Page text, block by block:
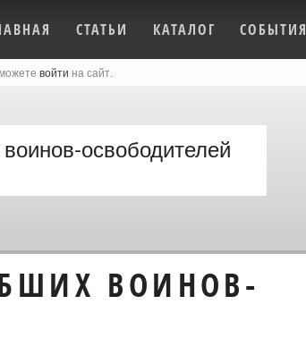
СТАТЬИ КАТАЛОГ СОБЫТИЯ
войти на сайт.
освободителей
ВОИНОВ-